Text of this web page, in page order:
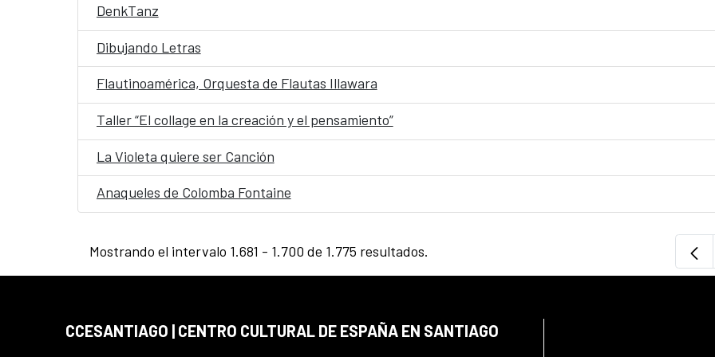
DenkTanz
Dibujando Letras
Flautinoamérica, Orquesta de Flautas Illawara
Taller “El collage en la creación y el pensamiento”
La Violeta quiere ser Canción
Anaqueles de Colomba Fontaine
Mostrando el intervalo 1.681 - 1.700 de 1.775 resultados.
CCESANTIAGO | CENTRO CULTURAL DE ESPAÑA EN SANTIAGO